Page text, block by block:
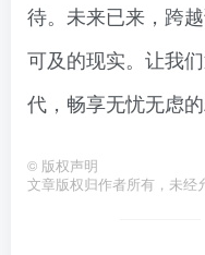
待。未来已来，跨
可及的现实。让我
代，畅享无忧无虑
© 版权声明
文章版权归作者所有，未经